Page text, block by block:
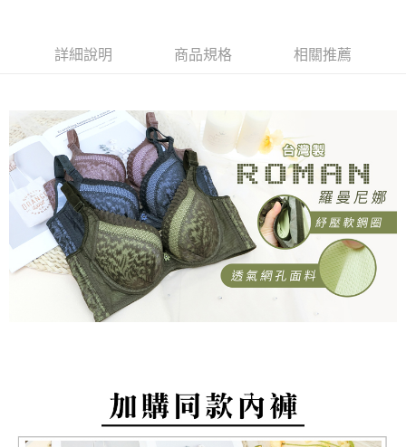
【注意事項】
買賣價金債權讓與本公司後，依約使用本公司帳單繳交帳款。
2.基於同意付款使用「大哥付你分期」之契約關係目的，商店將以您的個人
資料（包含姓名、電話或地址）提供予台灣大哥大進項蒐集、處理及利用，
由本公司與您本人進行分期帳單所需資料之確認、核對及更正。
3.完整用戶服務條款，請詳閱以下連結：
https://oppay.tw/userRule
３．收到繳費通知簡訊後14天內，點擊此簡訊中的連結，可透過四大超商／
後付繳納相關費用。
※ 交易是否成功請以「AFTEE先享後付 」之結帳頁面顯示為準，若有關於
是否繳費成功／繳費後需取消欲退款等相關疑問，請聯繫「AFTEE先享後付
客戶支援中心」https://netprotections.freshdesk.com/support/home
【注意事項】
１．透過由恩沛科技股份有限公司提供之「AFTEE先享後付」服務完成之交
易，需依本服務之必要範圍內提供個人資料，並將交易相關給付款項請求債
權轉讓予恩沛科技股份有限公司。
２．關於個人資料處理事宜，請瀏覽以下網址：
https://aftee.tw/terms/#terms3
３．未成年的使用者請事先徵得法定代理人或監護人之同意方可使用
「AFTEE先享後付」，若未經同意申辦者引起之損失，本公司不負相關責
５．嚴禁一人註冊多個帳號或使用他人資訊註冊。若發現惡意使用之情形，
恩沛科技股份有限公司將有權停止該用戶之使用額度並採取法律行動。
全家取貨付款
每筆NT$80，滿NT$499(含以上)免運費
萊爾富取貨付款
每筆NT$80，滿NT$799(含以上)免運費
付款後萊爾富取貨
每筆NT$80，滿NT$799(含以上)免運費
7-11取貨付款
每筆NT$80，滿NT$799(含以上)免運費
7-11取貨(快速到店)
詳細說明 商品規格 相關推薦